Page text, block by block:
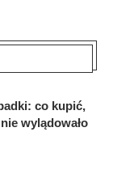
co kupić,
wylądowało